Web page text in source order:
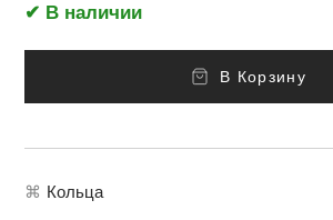
✔ В наличии
В Корзину
⌘ Кольца